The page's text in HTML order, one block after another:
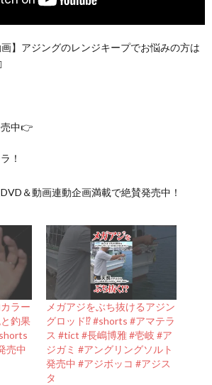
画】アジングのレンジキープでお悩みの方は
売中👉
ラ！
＆動画連動企画満載で絶賛発売中！
ラー
釣果
売中
メガアジをぶち抜けるアジン
グロッド⁉ #shorts #アマテラ
ス #tict #長嶋博雅 #壱岐 #ア
ジガミ #アングリングソルト
発売中 #アジボッコ #アジス
タ